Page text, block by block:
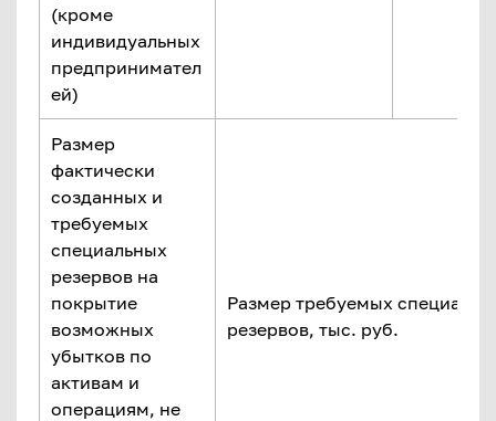
(кроме
индивидуальных
предпринимател
ей)
Размер
фактически
созданных и
требуемых
специальных
резервов на
покрытие
возможных
убытков по
активам и
операциям, не
Размер требуемых
резервов, тыс. руб.